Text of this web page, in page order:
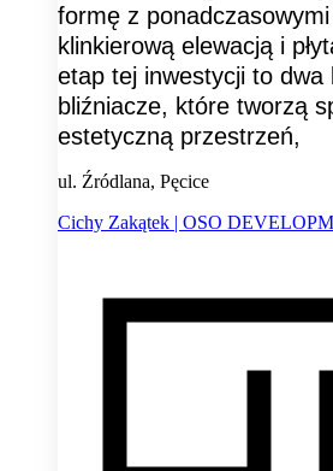
formę z ponadczasowymi
klinkierową elewacją i
etap tej inwestycji to dwa
bliźniacze, które tworzą
estetyczną przestrzeń,
ul. Źródlana, Pęcice
Cichy Zakątek | OSO